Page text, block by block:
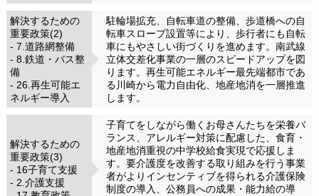
解決するための
重要政策(2)
- 7.道路網整備
- 8.鉄道・バス整
備
- 26.再生可能エ
ネルギー導入
駐輪場拡充、自転車道の整備、歩道橋への自
転車スロープ設置等により、歩行者にも自転
車にもやさしい街づくりを進めます。南武線
立体交差化事業の一層のスピードアップを図
ります。再生可能エネルギー最先端都市であ
る川崎から電力自由化、地産地消を一層推進
します。
解決するための
重要政策(3)
- 16子育て支援
- 2.介護支援
子育てをしながら働くお母さんたちを栄養バ
ランス、アレルギー対策に配慮した、食育・
地産地消重視の中学校給食実現で応援しま
す。要介護度を改善する取り組みを行う事業
者がよりインセンティブを得られる介護保険
制度の導入、公務員への成果・能力給の導